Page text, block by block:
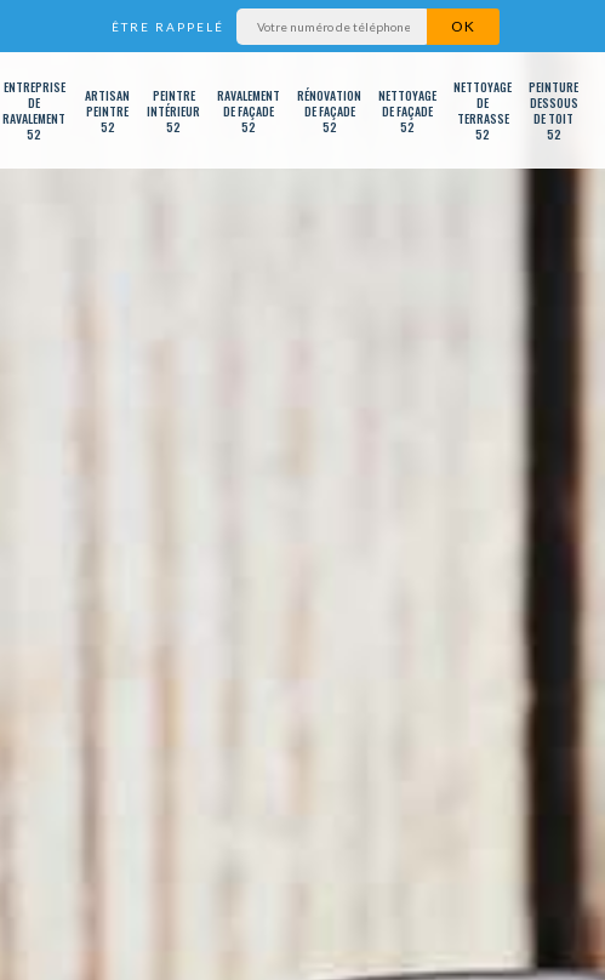
ÊTRE RAPPELÉ
ENTREPRISE
DE
RAVALEMENT
52
ARTISAN
PEINTRE
52
PEINTRE
INTÉRIEUR
52
RAVALEMENT
DE FAÇADE
52
RÉNOVATION
DE FAÇADE
52
NETTOYAGE
DE FAÇADE
52
NETTOYAGE
DE
TERRASSE
52
PEINTURE
DESSOUS
DE TOIT
52